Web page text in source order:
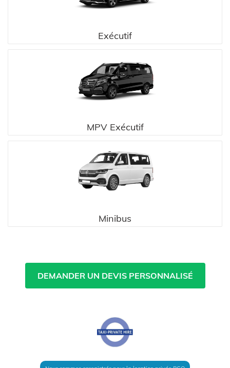
Exécutif
MPV Exécutif
Minibus
DEMANDER UN DEVIS PERSONNALISÉ